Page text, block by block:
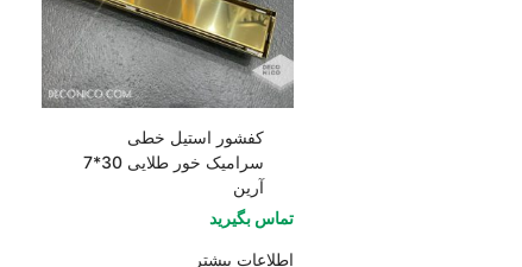
کفشور استیل خطی
سرامیک خور طلایی 30*7
آرین
تماس بگیرید
اطلاعات بیشتر